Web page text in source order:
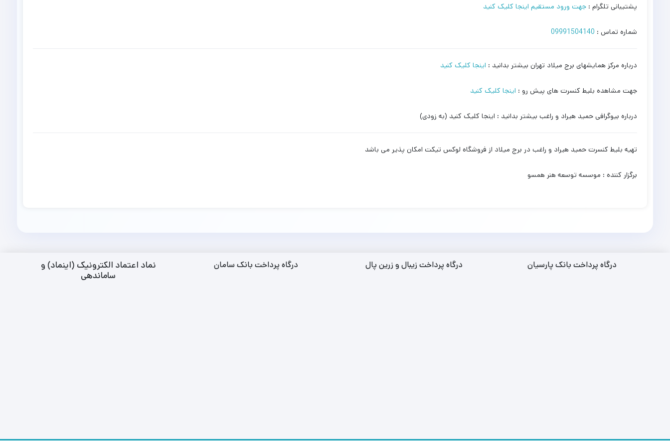
پشتیبانی تلگرام : جهت ورود مستقیم اینجا کلیک کنید
شماره تماس : 09991504140
درباره مرکز همایشهای برج میلاد تهران بیشتر بدانید : اینجا کلیک کنید
جهت مشاهده بلیط کنسرت های پیش رو : اینجا کلیک کنید
درباره بیوگرافی حمید هیراد و راغب بیشتر بدانید : اینجا کلیک کنید (به زودی)
تهیه بلیط کنسرت حمید هیراد و راغب در برج میلاد از فروشگاه لوکس تیکت امکان پذیر می باشد
برگزار کننده : موسسه توسعه هنر همسو
درگاه پرداخت بانک پارسیان درگاه پرداخت زیبال و زرین پال درگاه پرداخت بانک سامان
نماد اعتماد الکترونیک (اینماد) و
ساماندهی